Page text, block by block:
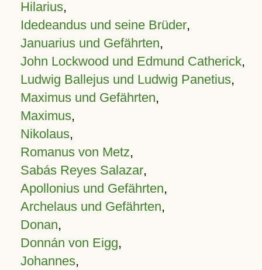
Hilarius,
Idedeandus und seine Brüder,
Januarius und Gefährten,
John Lockwood und Edmund Catherick,
Ludwig Ballejus und Ludwig Panetius,
Maximus und Gefährten,
Maximus,
Nikolaus,
Romanus von Metz,
Sabás Reyes Salazar,
Apollonius und Gefährten,
Archelaus und Gefährten,
Donan,
Donnán von Eigg,
Johannes,